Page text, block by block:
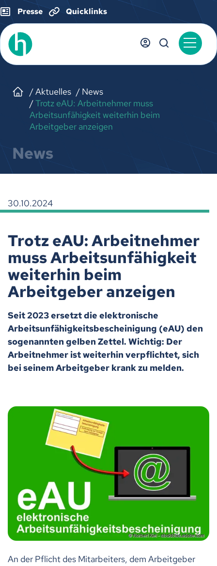
Presse Quicklinks
Aktuelles
News
Trotz eAU: Arbeitnehmer muss
Arbeitsunfähigkeit weiterhin beim
Arbeitgeber anzeigen
News
30.10.2024
Trotz eAU: Arbeitnehmer
muss Arbeitsunfähigkeit
weiterhin beim
Arbeitgeber anzeigen
Seit 2023 ersetzt die elektronische
Arbeitsunfähigkeitsbescheinigung (eAU) den
sogenannten gelben Zettel. Wichtig: Der
Arbeitnehmer ist weiterhin verpflichtet, sich
bei seinem Arbeitgeber krank zu melden.
An der Pflicht des Mitarbeiters, dem Arbeitgeber